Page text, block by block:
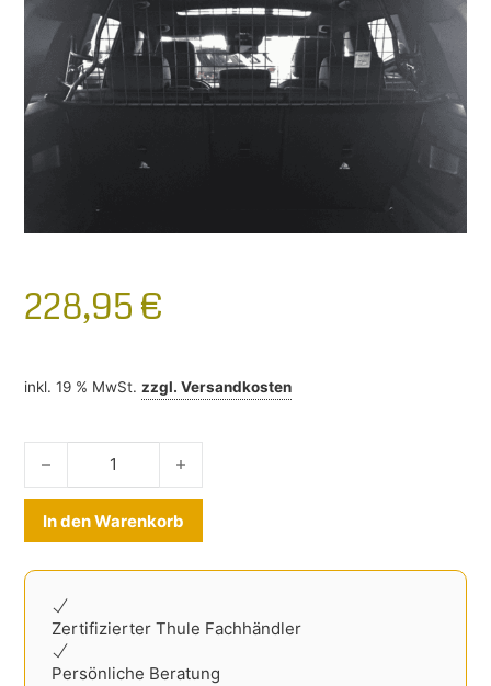
228,95 €
inkl. 19 % MwSt. zzgl.Versandkosten
Hundegitter Mercedes EQB ab 2022- Menge
In den Warenkorb
Zertifizierter Thule Fachhändler
Persönliche Beratung